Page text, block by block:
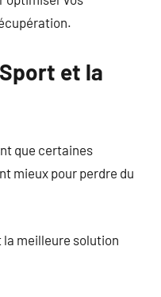
et la
que certaines
mieux pour perdre du
la meilleure solution